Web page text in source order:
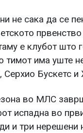
не сака да се
е клубот што
има уште
Серхио Бускетс
во МЛС
испадна во
и три нерешени